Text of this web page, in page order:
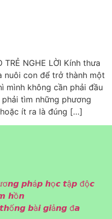
TRẺ NGHE LỜI Kính thưa
nuôi con để trở thành một
mình không cần phải đầu
tìm những phương
ít ra là đúng […]
𝙥𝙝á𝙥 𝙝ọ𝙘 𝙩ậ𝙥 độ𝙘
𝙝ồ𝙣
𝙗à𝙞 𝙜𝙞ả𝙣𝙜 đ𝙖